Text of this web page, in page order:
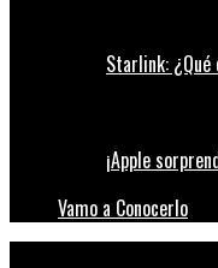
Starlink:
¡Apple
Vamo a Conocerlo